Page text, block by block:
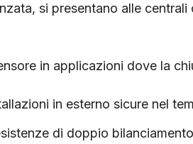
si presentano alle centrali
in applicazioni dove la
in esterno sicure nel
di doppio